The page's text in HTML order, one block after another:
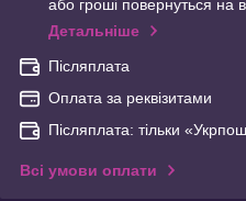
або гроші повернуться на
Детальніше
Післяплата
Оплата за реквізитами
Післяплата: тільки
Всі умови оплати